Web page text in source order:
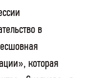
в
которая